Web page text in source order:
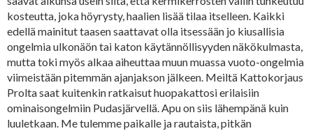
kosteutta, joka höyrysty, haalien lisää tilaa itselleen. Kaikki
edellä mainitut taasen saattavat olla itsessään jo kiusallisia
ongelmia ulkonäön tai katon käytännöllisyyden näkökulmasta,
mutta toki myös alkaa aiheuttaa muun muassa vuoto-ongelmia
viimeistään pitemmän ajanjakson jälkeen. Meiltä Kattokorjaus
Prolta saat kuitenkin ratkaisut huopakattosi erilaisiin
ominaisongelmiin Pudasjärvellä. Apu on siis lähempänä kuin
luuletkaan. Me tulemme paikalle ja rautaista, pitkän